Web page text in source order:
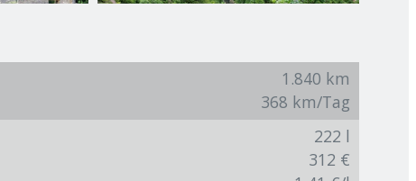
1.840 km
368 km/Tag
222 l
312 €